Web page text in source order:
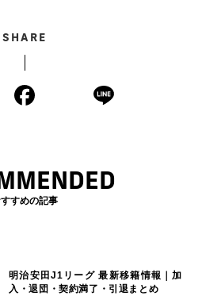
SHARE
すめの記事
明治安田J1リーグ 最新移籍情報｜加
入・退団・契約満了・引退まとめ